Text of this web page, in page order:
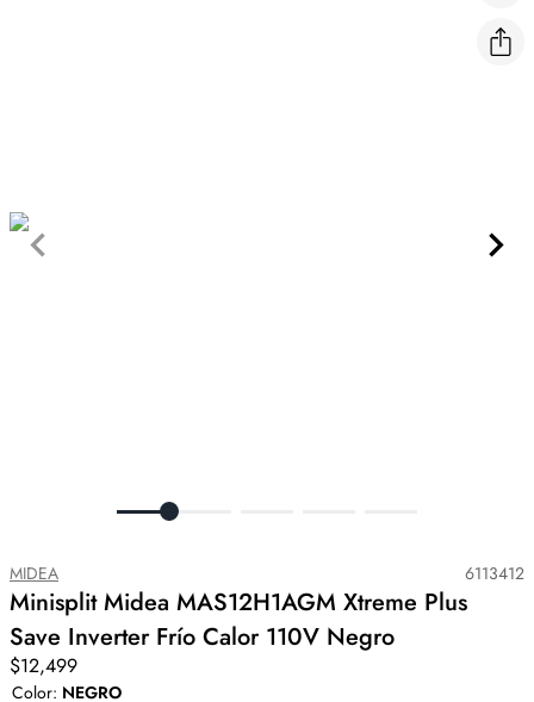
MIDEA 6113412
Minisplit Midea MAS12H1AGM Xtreme Plus
Save Inverter Frío Calor 110V Negro
$12,499
Color: NEGRO